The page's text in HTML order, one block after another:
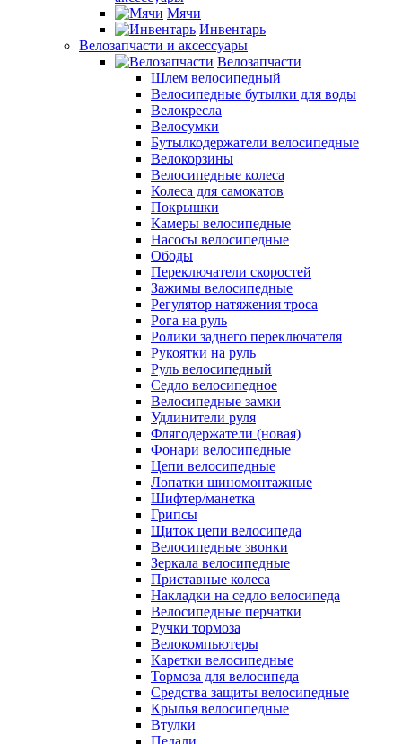
Мячи
Инвентарь
Велозапчасти и аксессуары
Велозапчасти
Шлем велосипедный
Велосипедные бутылки для воды
Велокресла
Велосумки
Бутылкодержатели велосипедные
Велокорзины
Велосипедные колеса
Колеса для самокатов
Покрышки
Камеры велосипедные
Насосы велосипедные
Ободы
Переключатели скоростей
Зажимы велосипедные
Регулятор натяжения троса
Рога на руль
Ролики заднего переключателя
Рукоятки на руль
Руль велосипедный
Седло велосипедное
Велосипедные замки
Удлинители руля
Флягодержатели (новая)
Фонари велосипедные
Цепи велосипедные
Лопатки шиномонтажные
Шифтер/манетка
Грипсы
Щиток цепи велосипеда
Велосипедные звонки
Зеркала велосипедные
Приставные колеса
Накладки на седло велосипеда
Велосипедные перчатки
Ручки тормоза
Велокомпьютеры
Каретки велосипедные
Тормоза для велосипеда
Средства защиты велосипедные
Крылья велосипедные
Втулки
Педали